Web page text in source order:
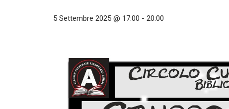
5 Settembre 2025 @ 17:00 - 20:00